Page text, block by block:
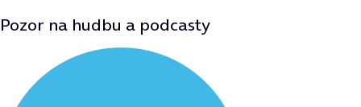
Pozor na hudbu a podcasty